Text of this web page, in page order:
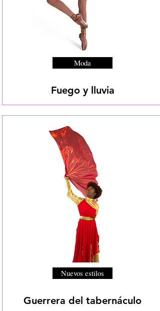
Moda
Fuego y lluvia
Nuevos estilos
Guerrera del tabernáculo